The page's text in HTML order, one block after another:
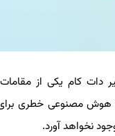
دات كام یكی از
هوش مصنوعی خطری
نخواهد آورد.